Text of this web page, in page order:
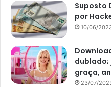
Suposto
por
10/06/
dublado;
graça,
23/07/